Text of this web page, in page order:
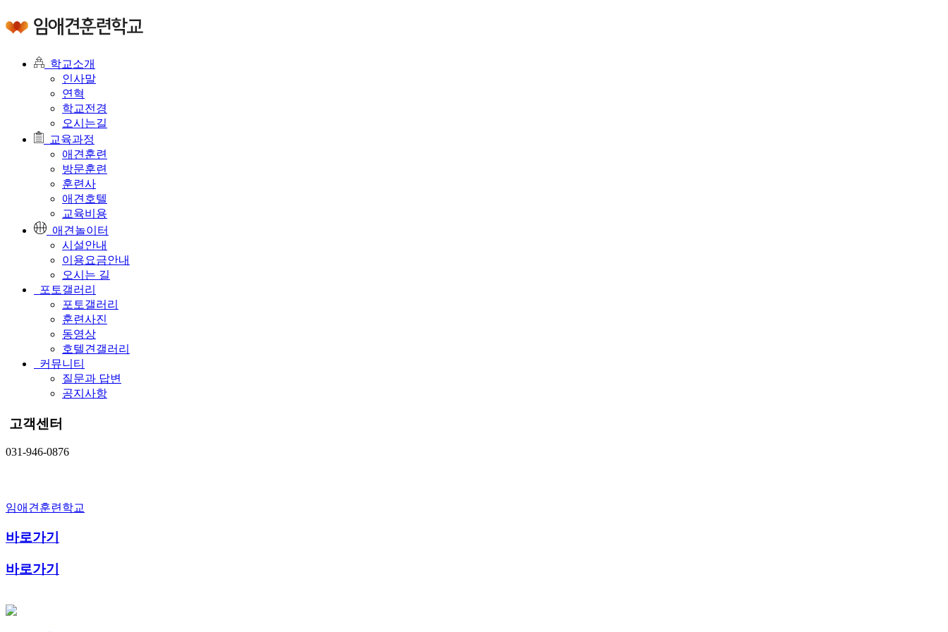
학교소개
인사말
연혁
학교전경
오시는길
교육과정
애견훈련
방문훈련
훈련사
애견호텔
교육비용
애견놀이터
시설안내
이용요금안내
오시는 길
포토갤러리
포토갤러리
훈련사진
동영상
호텔견갤러리
커뮤니티
질문과 답변
공지사항
고객센터
031-946-0876
임애견훈련학교
바로가기
바로가기